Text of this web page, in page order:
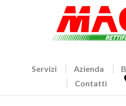
Servizi Azienda
Contatti